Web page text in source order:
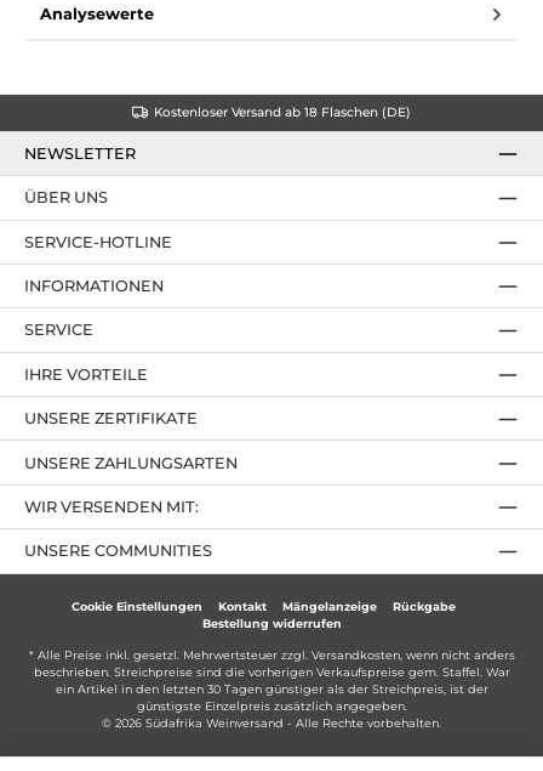
Analysewerte
Kostenloser Versand ab 18 Flaschen (DE)
NEWSLETTER
SERVICE-HOTLINE
IHRE VORTEILE
UNSERE ZAHLUNGSARTEN
ÜBER UNS
UNSERE ZERTIFIKATE
INFORMATIONEN
SERVICE
UNSERE COMMUNITIES
WIR VERSENDEN MIT:
Cookie Einstellungen Kontakt Mängelanzeige
Rückgabe
Bestellung widerrufen
* Alle Preise inkl. gesetzl. Mehrwertsteuer zzgl. Versandkosten, wenn nicht anders
beschrieben. Streichpreise sind die vorherigen Verkaufspreise gem. Staffel. War
ein Artikel in den letzten 30 Tagen günstiger als der Streichpreis, ist der
günstigste Einzelpreis zusätzlich angegeben.
© 2026 Südafrika Weinversand - Alle Rechte vorbehalten.